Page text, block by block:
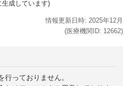
成しています)
情報更新日時: 2025年12月
(医療機関ID: 12662)
行っておりません。